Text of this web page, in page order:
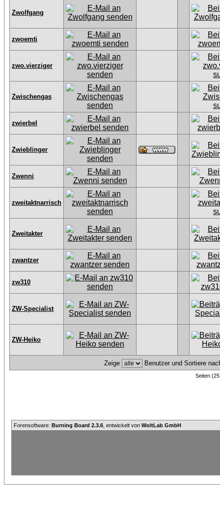
Zwolfgang
zwoemti
zwo.vierziger
Zwischengas
zwierbel
Zwieblinger
Zwenni
zweitaktnarrisch
Zweitakter
zwantzer
zw310
ZW-Specialist
ZW-Heiko
Zeige Benutzer und Sortiere
Seiten
Forensoftware: Burning Board 2.3.6 , entwickelt von WoltLab GmbH